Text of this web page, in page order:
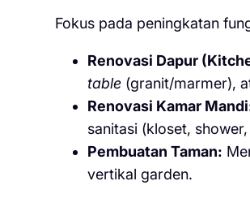
Fokus pada peningkatan
Renovasi Dapur
table(granit/marmer),
Renovasi Kamar
sanitasi (kloset,
Pembuatan Taman:
vertikal garden.